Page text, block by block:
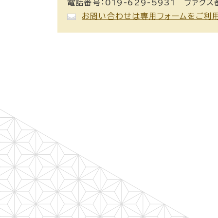
電話番号：019-629-5931 ファク
お問い合わせは専用フォームをご利